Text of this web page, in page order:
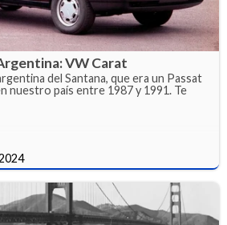
VW Carat
del Santana, que era un Passat
nuestro país entre 1987 y 1991. Te